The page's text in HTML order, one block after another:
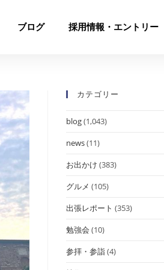
ブログ 採用情報・エントリー
カテゴリー
blog(1,043)
news(11)
お出かけ (383)
グルメ (105)
出張レポート (353)
勉強会 (10)
参拝・参詣(4)